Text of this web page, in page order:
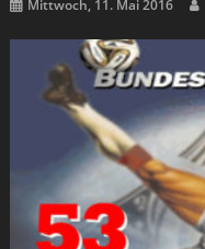
Mittwoch, 11. Mai 2016